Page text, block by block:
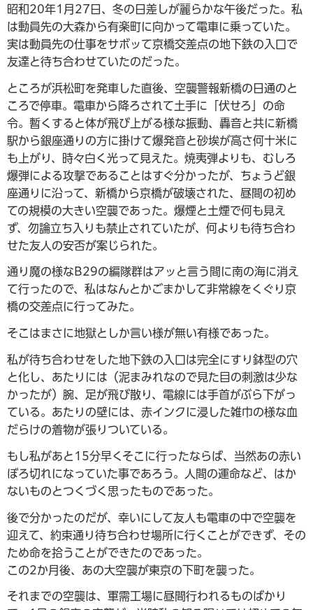
昭和20年1月27日、冬の日差しが麗らかな午後だった。私
は動員先の大森から有楽町に向かって電車に乗っていた。
実は動員先の仕事をサボッて京橋交差点の地下鉄の入口で
友達と待ち合わせていたのだった。
ところが浜松町を発車した直後、空襲警報新橋の日通のと
ころで停車。電車から降ろされて土手に「伏せろ」の命
令。暫くすると体が飛び上がる様な振動、轟音と共に新橋
駅から銀座通りの方に掛けて爆発音と砂埃が高さ何十米に
も上がり、時々白く光って見えた。焼夷弾よりも、むしろ
爆弾による攻撃であることはすぐ分かったが、ちょうど銀
座通りに沿って、新橋から京橋が破壊された、昼間の初め
ての規模の大きい空襲であった。爆煙と土煙で何も見え
ず、勿論立ち入りも禁止されていたが、何よりも待ち合わ
せた友人の安否が案じられた。
通り魔の様なB29の編隊群はアッと言う間に南の海に消え
て行ったので、私はなんとかごまかして非常線をくぐり京
橋の交差点に行ってみた。
そこはまさに地獄としか言い様が無い有様であった。
私が待ち合わせをした地下鉄の入口は完全にすり鉢型の穴
と化し、あたりには（泥まみれなので見た目の刺激は少な
かったが）腕、足が飛び散り、電線には手首がぶら下がっ
ている。あたりの壁には、赤インクに浸した雑巾の様な血
だらけの着物が張りついている。
もし私があと15分早くそこに行ったならば、当然あの赤い
ぼろ切れになっていた事であろう。人間の運命など、はか
ないものとつくづく思ったものであった。
後で分かったのだが、幸いにして友人も電車の中で空襲を
迎えて、約束通り待ち合わせ場所に行くことができず、その
ため命を拾うことができたのであった。
この2か月後、あの大空襲が東京の下町を襲った。
それまでの空襲は、軍需工場に昼間行われるものばかり